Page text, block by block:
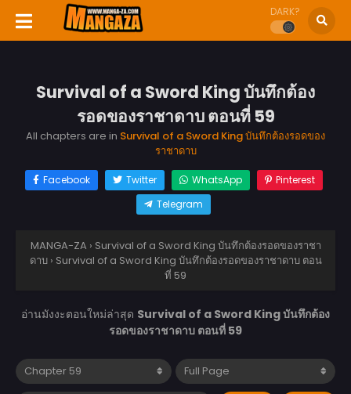
DARK?
Survival of a Sword King บันทึกต้อง
รอดของราชาดาบ ตอนที่ 59
All chapters are in Survival of a Sword King บันทึกต้องรอดของ
ราชาดาบ
Facebook Twitter WhatsApp
Pinterest
Telegram
MANGA-ZA › Survival of a Sword King บันทึกต้องรอดของราชา
ดาบ › Survival of a Sword King บันทึกต้องรอดของราชาดาบ ตอน
ที่ 59
อ่านมังงะตอนใหม่ล่าสุด Survival of a Sword King บันทึกต้อง
รอดของราชาดาบ ตอนที่ 59